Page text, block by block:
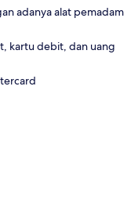
adanya alat pemadam
kartu debit, dan uang